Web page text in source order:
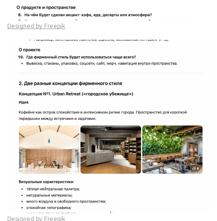
Designed by Freepik
Designed by Freepik